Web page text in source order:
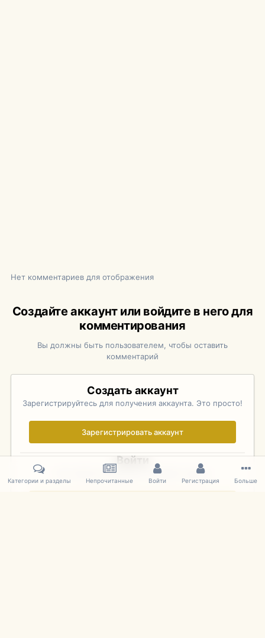
Нет комментариев для отображения
Создайте аккаунт или войдите в него для
комментирования
Вы должны быть пользователем, чтобы оставить
комментарий
Создать аккаунт
Зарегистрируйтесь для получения аккаунта. Это просто!
Зарегистрировать аккаунт
Войти
Уже зарегистрированы? Войдите здесь.
Категории и разделы Непрочитанные Войти Регистрация Больше